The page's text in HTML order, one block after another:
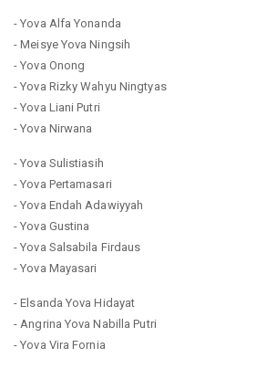
- Yova Alfa Yonanda
- Meisye Yova Ningsih
- Yova Onong
- Yova Rizky Wahyu Ningtyas
- Yova Liani Putri
- Yova Nirwana
- Yova Sulistiasih
- Yova Pertamasari
- Yova Endah Adawiyyah
- Yova Gustina
- Yova Salsabila Firdaus
- Yova Mayasari
- Elsanda Yova Hidayat
- Angrina Yova Nabilla Putri
- Yova Vira Fornia